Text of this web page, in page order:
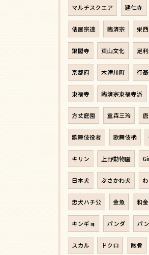
マルチスクエア 建仁寺
俵屋宗達 臨済宗 栄西
銀閣寺 東山文化 足
京都府 木津川町 行基
東福寺 臨済宗東福寺派
方丈庭園 重森三玲
歌舞伎役者 歌舞伎柄
キリン 上野動物園
日本犬 ぶさかわ犬
忠犬ハチ公 金魚 和金
キンギョ パンダ パ
スカル ドクロ 骸骨